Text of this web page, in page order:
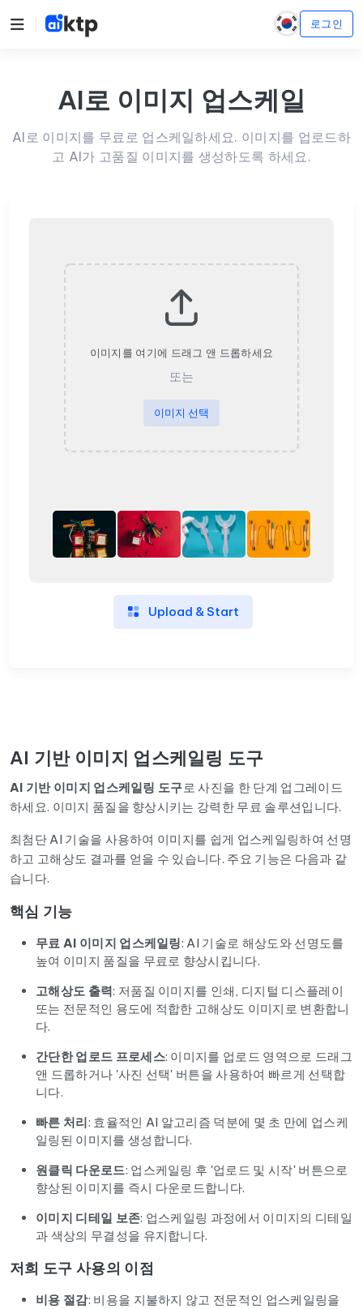
로그인
AI로 이미지 업스케일
AI로 이미지를 무료로 업스케일하세요. 이미지를 업로드하
고 AI가 고품질 이미지를 생성하도록 하세요.
이미지를 여기에 드래그 앤 드롭하세요
또는
이미지 선택
Upload & Start
AI 기반 이미지 업스케일링 도구
AI 기반 이미지 업스케일링 도구로 사진을 한 단계 업그레이드
하세요. 이미지 품질을 향상시키는 강력한 무료 솔루션입니다.
최첨단 AI 기술을 사용하여 이미지를 쉽게 업스케일링하여 선명
하고 고해상도 결과를 얻을 수 있습니다. 주요 기능은 다음과 같
습니다.
핵심 기능
무료 AI 이미지 업스케일링: AI 기술로 해상도와 선명도를
높여 이미지 품질을 무료로 향상시킵니다.
고해상도 출력: 저품질 이미지를 인쇄, 디지털 디스플레이
또는 전문적인 용도에 적합한 고해상도 이미지로 변환합니
다.
간단한 업로드 프로세스: 이미지를 업로드 영역으로 드래그
앤 드롭하거나 '사진 선택' 버튼을 사용하여 빠르게 선택합
니다.
빠른 처리: 효율적인 AI 알고리즘 덕분에 몇 초 만에 업스케
일링된 이미지를 생성합니다.
원클릭 다운로드: 업스케일링 후 '업로드 및 시작' 버튼으로
향상된 이미지를 즉시 다운로드합니다.
이미지 디테일 보존: 업스케일링 과정에서 이미지의 디테일
과 색상의 무결성을 유지합니다.
저희 도구 사용의 이점
비용 절감: 비용을 지불하지 않고 전문적인 업스케일링을